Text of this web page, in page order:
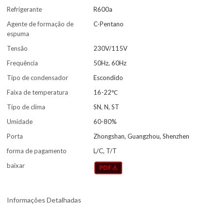
Refrigerante
R600a
Agente de formação de
espuma
C-Pentano
Tensão
230V/115V
Frequência
50Hz, 60Hz
Tipo de condensador
Escondido
Faixa de temperatura
16-22℃
Tipo de clima
SN, N, ST
Umidade
60-80%
Porta
Zhongshan, Guangzhou, Shenzhen
forma de pagamento
L/C, T/T
baixar
Informações Detalhadas